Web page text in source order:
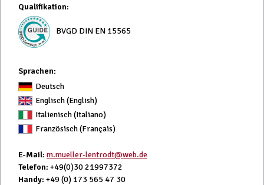
Qualifikation:
BVGD DIN EN 15565
Sprachen:
Deutsch
Englisch (English)
Italienisch (Italiano)
Französisch (Français)
E-Mail: m.mueller-lentrodt@web.de
Telefon: +49(0)30 21997372
Handy: +49 (0) 173 565 47 30